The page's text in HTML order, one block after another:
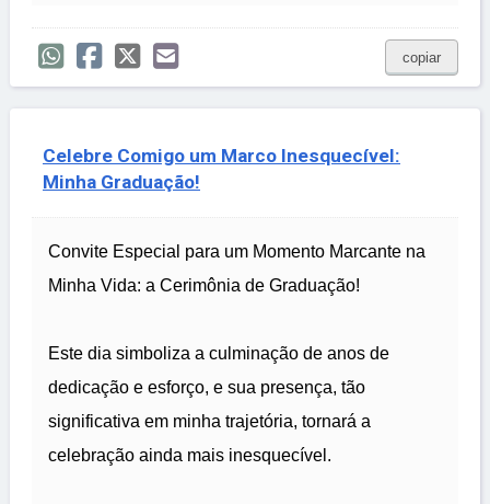
copiar
Celebre Comigo um Marco Inesquecível:
Minha Graduação!
Convite Especial para um Momento Marcante na
Minha Vida: a Cerimônia de Graduação!
Este dia simboliza a culminação de anos de
dedicação e esforço, e sua presença, tão
significativa em minha trajetória, tornará a
celebração ainda mais inesquecível.